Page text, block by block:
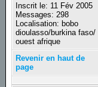
Inscrit le: 11 Fév 2005
Messages: 298
Localisation: bobo
dioulasso/burkina faso/
ouest afrique
Revenir en haut de
page